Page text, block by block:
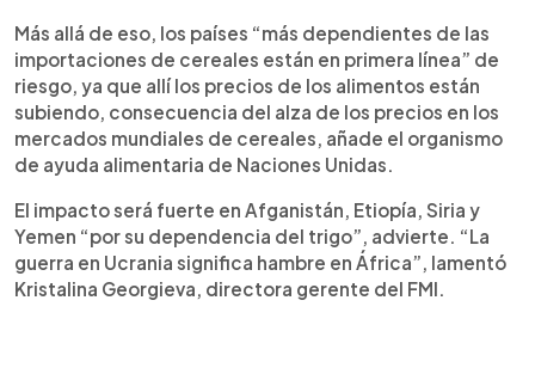
Más allá de eso, los países “más dependientes de las
importaciones de cereales están en primera línea” de
riesgo, ya que allí los precios de los alimentos están
subiendo, consecuencia del alza de los precios en los
mercados mundiales de cereales, añade el organismo
de ayuda alimentaria de Naciones Unidas.
El impacto será fuerte en Afganistán, Etiopía, Siria y
Yemen “por su dependencia del trigo”, advierte. “La
guerra en Ucrania significa hambre en África”, lamentó
Kristalina Georgieva, directora gerente del FMI.